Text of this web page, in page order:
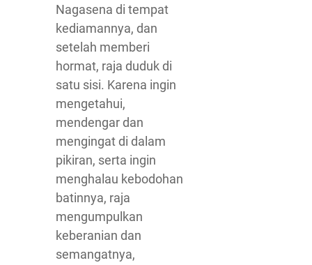
Nagasena di tempat
kediamannya, dan
setelah memberi
hormat, raja duduk di
satu sisi. Karena ingin
mengetahui,
mendengar dan
mengingat di dalam
pikiran, serta ingin
menghalau kebodohan
batinnya, raja
mengumpulkan
keberanian dan
semangatnya,